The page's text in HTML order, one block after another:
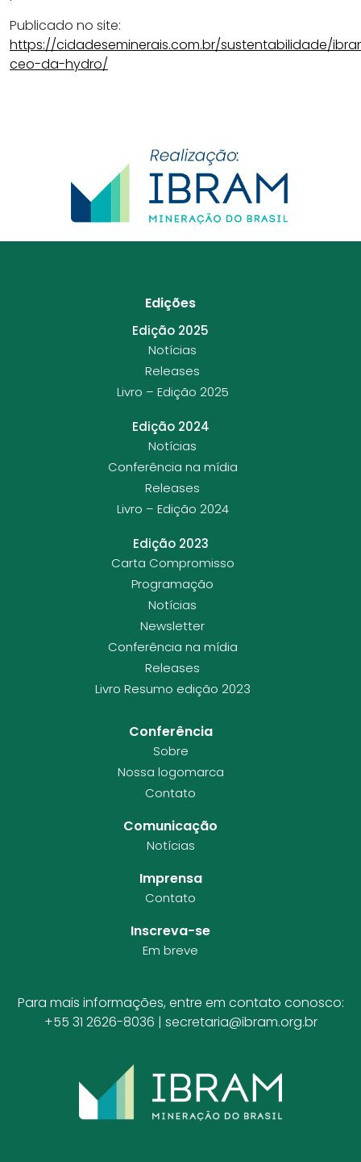
Publicado no site:
https://cidadeseminerais.com.br/sustentabilidade/
ceo-da-hydro/
Edições
Edição 2025
Notícias
Releases
Livro – Edição 2025
Edição 2024
Notícias
Conferência na mídia
Releases
Livro – Edição 2024
Edição 2023
Carta Compromisso
Programação
Notícias
Newsletter
Conferência na mídia
Releases
Livro Resumo edição 2023
Conferência
Sobre
Nossa logomarca
Contato
Comunicação
Notícias
Imprensa
Contato
Inscreva-se
Em breve
Para mais informações, entre em contato conosco:
+55 31 2626-8036 | secretaria@ibram.org.br